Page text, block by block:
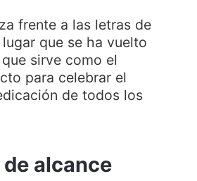
frente a las letras de
que se ha vuelto
sirve como el
para celebrar el
de todos los
alcance